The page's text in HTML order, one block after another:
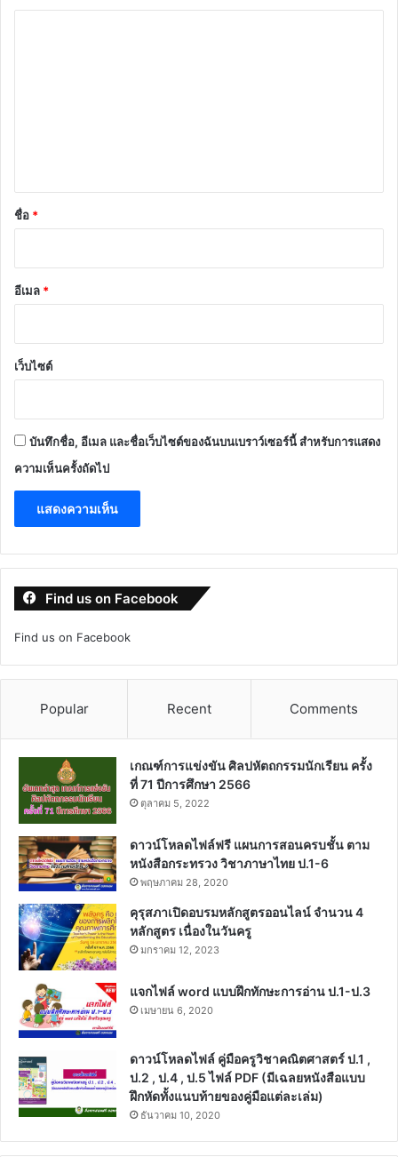
*
ชื่อ *
อีเมล *
เว็บไซต์
บันทึกชื่อ, อีเมล และชื่อเว็บไซต์ของฉันบนเบราว์เซอร์นี้ สำหรับการแสดง
ความเห็นครั้งถัดไป
Find us on Facebook
Find us on Facebook
Popular Recent Comments
เกณฑ์การแข่งขัน ศิลปหัตถกรรมนักเรียน ครั้ง
ที่ 71 ปีการศึกษา 2566
ตุลาคม 5, 2022
ดาวน์โหลดไฟล์ฟรี แผนการสอนครบชั้น ตาม
หนังสือกระทรวง วิชาภาษาไทย ป.1-6
พฤษภาคม 28, 2020
คุรุสภาเปิดอบรมหลักสูตรออนไลน์ จำนวน 4
หลักสูตร เนื่องในวันครู
มกราคม 12, 2023
แจกไฟล์ word แบบฝึกทักษะการอ่าน ป.1-ป.3
เมษายน 6, 2020
ดาวน์โหลดไฟล์ คู่มือครูวิชาคณิตศาสตร์ ป.1 ,
ป.2 , ป.4 , ป.5 ไฟล์ PDF (มีเฉลยหนังสือแบบ
ฝึกหัดทั้งแนบท้ายของคู่มือแต่ละเล่ม)
ธันวาคม 10, 2020